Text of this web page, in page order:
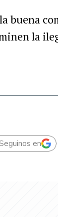
buena
la
en